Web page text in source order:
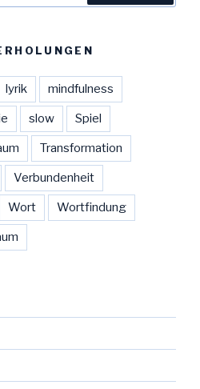
lyrik mindfulness
slow Spiel
Transformation
Verbundenheit
Wort Wortfindung